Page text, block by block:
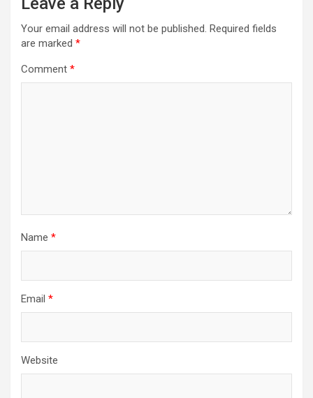
Your email address will not be published. Required fields
are marked *
Comment *
Name *
Email *
Website